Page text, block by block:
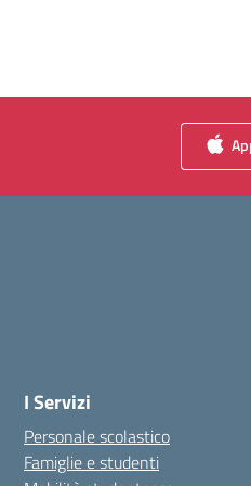
I Servizi
Personale scolastico
Famiglie e studenti